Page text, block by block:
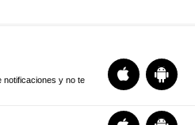
notificaciones y no te